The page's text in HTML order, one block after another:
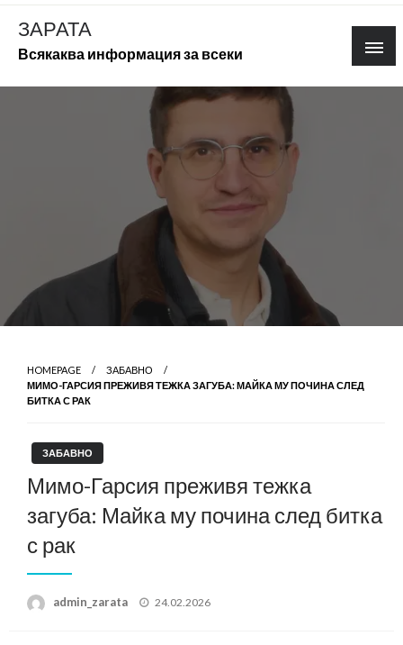
Skip
content
ЗАРАТА
Всякаква информация за всеки
HOMEPAGE
ЗАБАВНО
МИМО-ГАРСИЯ ПРЕЖИВЯ ТЕЖКА ЗАГУБА: МАЙКА МУ ПОЧИНА СЛЕД
БИТКА С РАК
ЗАБАВНО
Мимо-Гарсия преживя тежка
загуба: Майка му почина след битка
с рак
admin_zarata
Posted
24.02.2026